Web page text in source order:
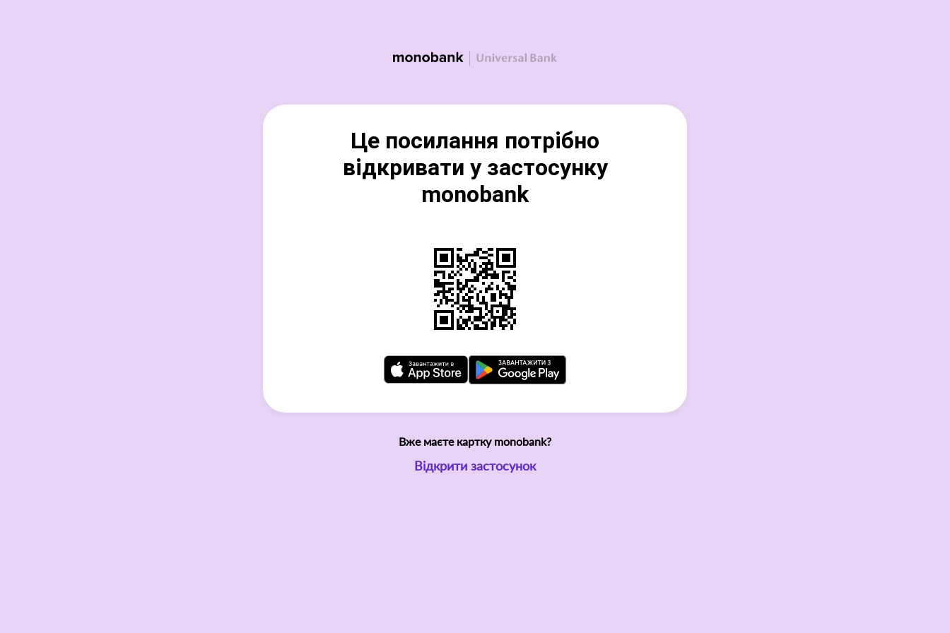
Це посилання потрібно
відкривати у застосунку
monobank
Вже маєте картку monobank?
Відкрити застосунок